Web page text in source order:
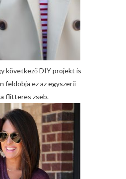
következő DIY projekt is
feldobja ez az egyszerű
flitteres zseb.